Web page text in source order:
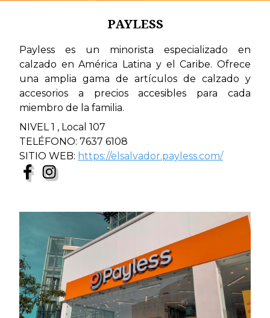
PAYLESS
Payless es un minorista especializado en
calzado en América Latina y el Caribe. Ofrece
una amplia gama de artículos de calzado y
accesorios a precios accesibles para cada
miembro de la familia.
NIVEL 1 , Local 107
TELÉFONO: 7637 6108
SITIO WEB: https://elsalvador.payless.com/